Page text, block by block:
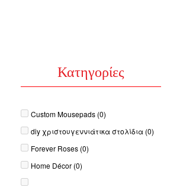
Τι είναι το photobook;
ΦΤΙΆΞΕ ΤΑ ΔΙΚΆ ΣΟΥ ΞΎΛΙΝΑ ΜΠΡΕΛΌΚ
Κατηγορίες
Custom Mousepads (0)
diy χριστουγεννιάτικα στολίδια (0)
Forever Roses (0)
Home Décor (0)